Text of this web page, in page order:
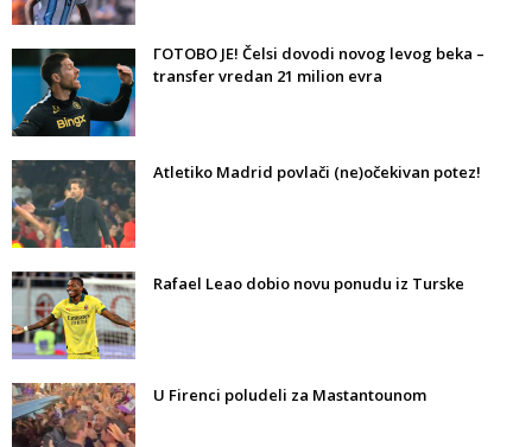
ГОТОВО ЈЕ! Čelsi dovodi novog levog beka –
transfer vredan 21 milion evra
Atletiko Madrid povlači (ne)očekivan potez!
Rafael Leao dobio novu ponudu iz Turske
U Firenci poludeli za Mastantounom